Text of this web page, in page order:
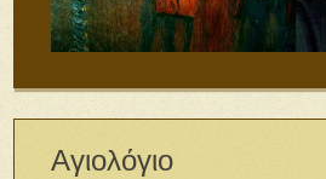
Αγιολόγιο